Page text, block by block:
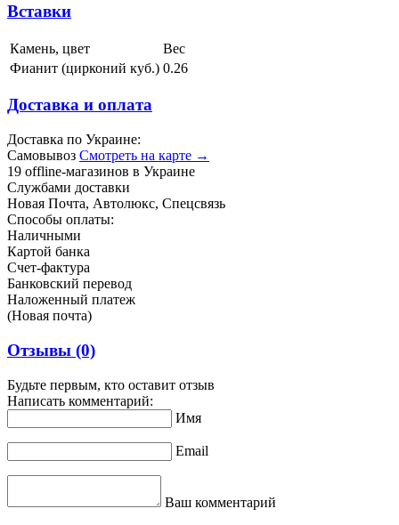
Вставки
Камень, цвет
Вес
Фианит (цирконий куб.) 0.26
Доставка и оплата
Доставка по Украине:
Самовывоз Смотреть на карте →
19 offline-магазинов в Украине
Службами доставки
Новая Почта, Автолюкс, Спецсвязь
Способы оплаты:
Наличными
Картой банка
Счет-фактура
Банковский перевод
Наложенный платеж
(Новая почта)
Отзывы (0)
Будьте первым, кто оставит отзыв
Написать комментарий:
Имя
Email
Ваш комментарий